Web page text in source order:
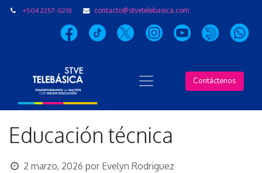
+504 2257-0218 contacto@stvetelebasica.com
Contáctenos
Educación técnica
2 marzo, 2026 por Evelyn Rodriguez